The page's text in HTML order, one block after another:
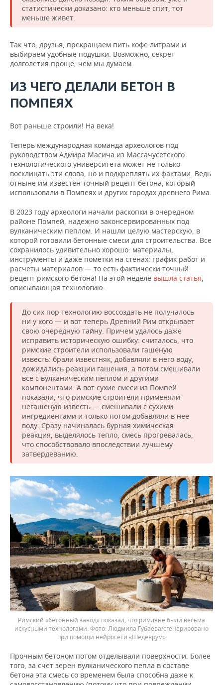
статистически доказано: кто меньше спит, тот
меньше живет.
Так что, друзья, прекращаем пить кофе литрами и
выбираем удобные подушки. Возможно, секрет
долголетия проще, чем мы думаем.
ИЗ ЧЕГО ДЕЛАЛИ БЕТОН В
ПОМПЕЯХ
Вот раньше строили! На века!
Теперь международная команда археологов под
руководством Адмира Масича из Массачусетского
технологического университета может не только
восклицать эти слова, но и подкреплять их фактами. Ведь
отныне им известен точный рецепт бетона, который
использовали в Помпеях и других городах древнего Рима.
В 2023 году археологи начали раскопки в очередном
районе Помпей, надежно законсервированных под
вулканическим пеплом. И нашли целую мастерскую, в
которой готовили бетонные смеси для строительства. Все
сохранилось удивительно хорошо: материалы,
инструменты и даже пометки на стенах: график работ и
расчеты материалов — то есть фактически точный
рецепт римского бетона! На этой неделе вышла статья
описывающая технологию.
До сих пор технологию воссоздать не получалось
ни у кого — и вот теперь Древний Рим открывает
свою очередную тайну. Причем удалось даже
исправить историческую ошибку: считалось, что
римские строители использовали гашеную
известь: брали известняк, добавляли в него воду,
дожидались реакции гашения, а потом смешивали
все с вулканическим пеплом и другими
компонентами. А вот сухие смеси из Помпей
показали, что римские строители применяли
негашеную известь — смешивали с сухими
ингредиентами и только потом добавляли в нее
воду. Сразу начиналась бурная химическая
реакция, выделялось тепло, смесь прогревалась,
что способствовало впоследствии лучшему
затвердеванию.
Римский «бетонный завод» показал, что римляне были весьма
искусными технологами.
Людмила Губаева/сгенерировано
при помощи нейросети «Шедеврум»
Прочным бетоном потом отделывали поверхности. Более
того, за счет зерен вулканического пепла в составе
бетона эта смесь со временем была способна даже к